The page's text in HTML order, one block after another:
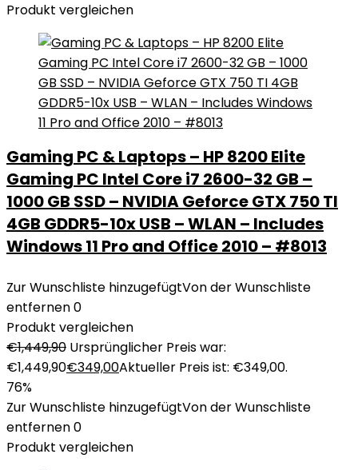
Produkt vergleichen
Gaming PC & Laptops – HP 8200 Elite
Gaming PC Intel Core i7 2600-32 GB –
1000 GB SSD – NVIDIA Geforce GTX 750 TI
4GB GDDR5-10x USB – WLAN – Includes
Windows 11 Pro and Office 2010 – #8013
Zur Wunschliste hinzugefügtVon der Wunschliste
entfernen0
Produkt vergleichen
€1,449,90 Ursprünglicher Preis war:
€1,449,90€349,00Aktueller Preis ist: €349,00.
76%
Zur Wunschliste hinzugefügtVon der Wunschliste
entfernen0
Produkt vergleichen